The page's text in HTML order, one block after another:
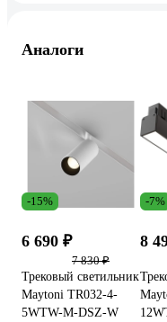
Аналоги
-15%
6 690 ₽
7 830 ₽
Трековый светильник
Maytoni TR032-4-
5WTW-M-DSZ-W
-7%
8